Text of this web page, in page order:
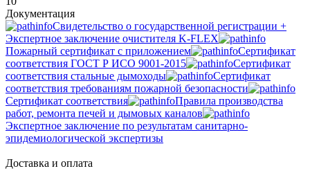
Документация
Свидетельство о государственной регистрации +
Экспертное заключение очистителя K-FLEX
Пожарный сертификат с приложением
Сертификат
соответствия ГОСТ Р ИСО 9001-2015
Сертификат
соответствия стальные дымоходы
Сертификат
соответствия требованиям пожарной безопасности
Сертификат соответствия
Правила производства
работ, ремонта печей и дымовых каналов
Экспертное заключение по результатам санитарно-
эпидемиологической экспертизы
Доставка и оплата